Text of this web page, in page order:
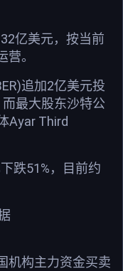
亿美元，按当前
。
追加2亿美元投
最大股东沙特公
Ayar Third
跌51%，目前约
机构主力资金买卖